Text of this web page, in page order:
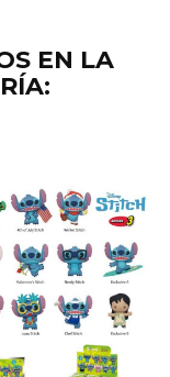
EN LA